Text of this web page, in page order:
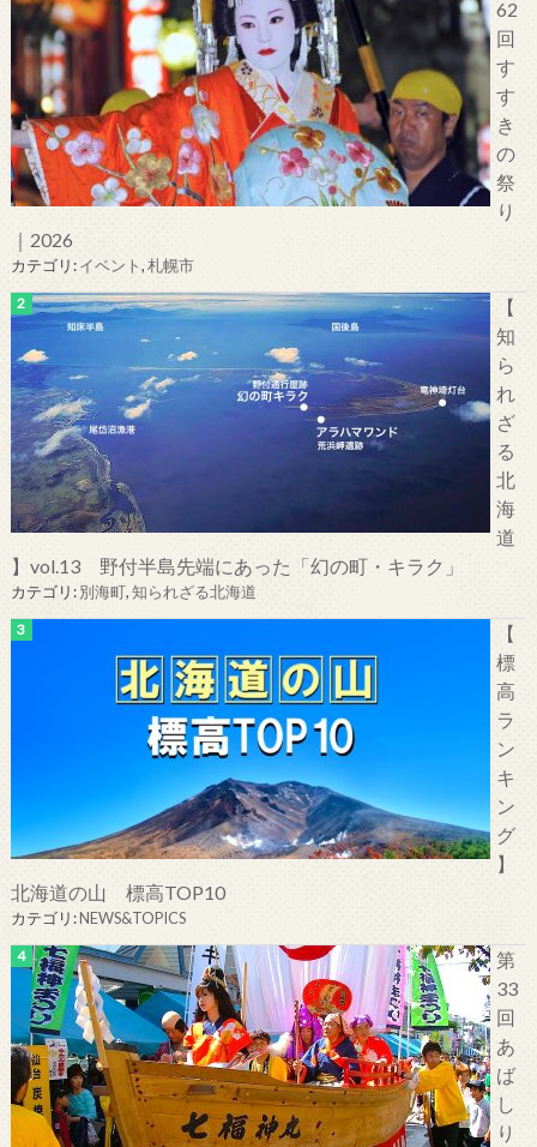
62
回
す
す
き
の
祭
り
｜2026
カテゴリ:イベント,札幌市
【
知
ら
れ
ざ
る
北
海
道
】vol.13 野付半島先端にあった「幻の町・キラク」
カテゴリ:別海町,知られざる北海道
【
標
高
ラ
ン
キ
ン
グ
】
北海道の山 標高TOP10
カテゴリ:NEWS&TOPICS
第
33
回
あ
ば
し
り